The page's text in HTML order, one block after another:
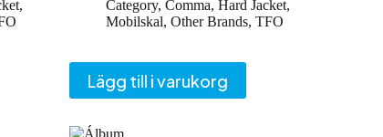
,
priset
priset
Category, Comma, Hard Jacket,
Mobilskal, Other Brands, TFO
Lägg till i varukorg